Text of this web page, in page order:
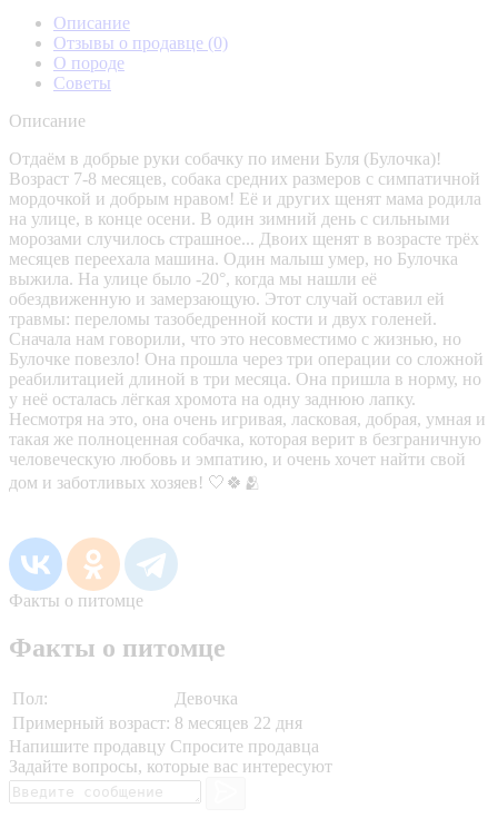
Описание
Отзывы о продавце (0)
О породе
Советы
Описание
Отдаём в добрые руки собачку по имени Буля (Булочка)!
Возраст 7-8 месяцев, собака средних размеров с симпатичной
мордочкой и добрым нравом! Её и других щенят мама родила
на улице, в конце осени. В один зимний день с сильными
морозами случилось страшное... Двоих щенят в возрасте трёх
месяцев переехала машина. Один малыш умер, но Булочка
выжила. На улице было -20°, когда мы нашли её
обездвиженную и замерзающую. Этот случай оставил ей
травмы: переломы тазобедренной кости и двух голеней.
Сначала нам говорили, что это несовместимо с жизнью, но
Булочке повезло! Она прошла через три операции со сложной
реабилитацией длиной в три месяца. Она пришла в норму, но
у неё осталась лёгкая хромота на одну заднюю лапку.
Несмотря на это, она очень игривая, ласковая, добрая, умная и
такая же полноценная собачка, которая верит в безграничную
человеческую любовь и эмпатию, и очень хочет найти свой
дом и заботливых хозяев! 🤍🍀🫂
Факты о питомце
Факты о питомце
Пол:
Девочка
Примерный возраст: 8 месяцев 22 дня
Напишите продавцу Спросите продавца
Задайте вопросы, которые вас интересуют